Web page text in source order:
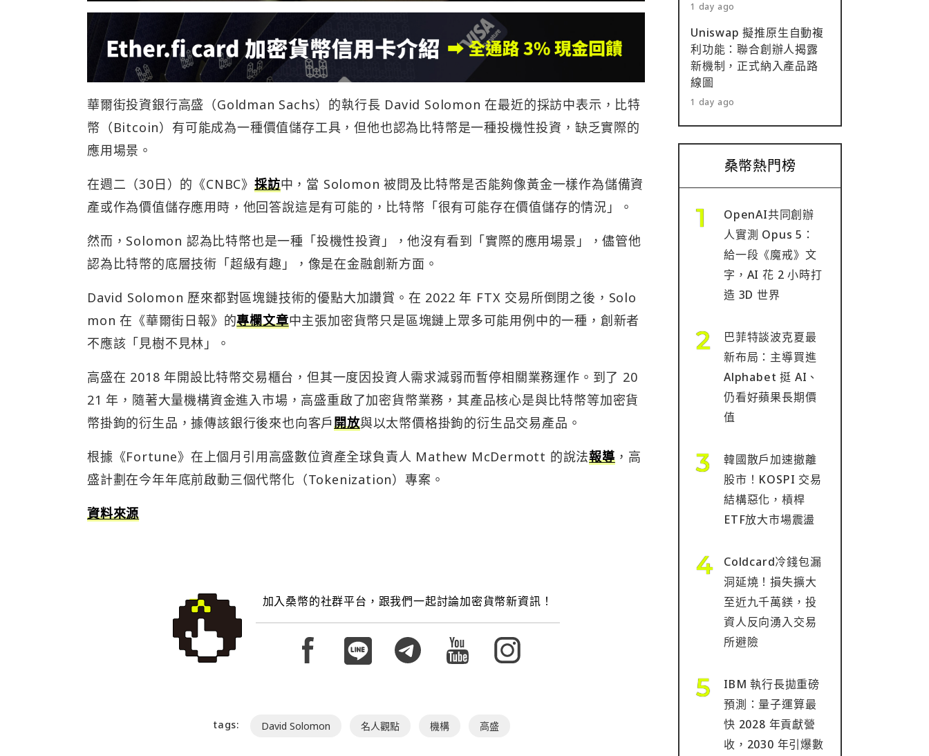
華爾街投資銀行高盛（Goldman Sachs）的執行長 David Solomon 在最近的採訪中表示，比特
幣（Bitcoin）有可能成為一種價值儲存工具，但他也認為比特幣是一種投機性投資，缺乏實際的
應用場景。
在週二（30日）的《CNBC》 採訪中，當 Solomon 被問及比特幣是否能夠像黃金一樣作為儲備資
產或作為價值儲存應用時，他回答說這是有可能的，比特幣「很有可能存在價值儲存的情況」。
然而，Solomon 認為比特幣也是一種「投機性投資」，他沒有看到「實際的應用場景」，儘管他
認為比特幣的底層技術「超級有趣」，像是在金融創新方面。
David Solomon 歷來都對區塊鏈技術的優點大加讚賞。在 2022 年 FTX 交易所倒閉之後，Solo
mon 在《華爾街日報》的專欄文章中主張加密貨幣只是區塊鏈上眾多可能用例中的一種，創新者
不應該「見樹不見林」。
高盛在 2018 年開設比特幣交易櫃台，但其一度因投資人需求減弱而暫停相關業務運作。到了 20
21 年，隨著大量機構資金進入市場，高盛重啟了加密貨幣業務，其產品核心是與比特幣等加密貨
幣掛鉤的衍生品，據傳該銀行後來也向客戶開放與以太幣價格掛鉤的衍生品交易產品。
根據《Fortune》在上個月引用高盛數位資產全球負責人 Mathew McDermott 的說法報導，高
盛計劃在今年年底前啟動三個代幣化（Tokenization）專案。
資料來源
加入桑幣的社群平台，跟我們一起討論加密貨幣新資訊！
tags: David Solomon 名人觀點 機構 高盛
1 day ago
Uniswap 擬推原生自動複
利功能：聯合創辦人揭露
新機制，正式納入產品路
線圖
1 day ago
桑幣熱門榜
OpenAI共同創辦
人實測 Opus 5：
給一段《魔戒》文
字，AI 花 2 小時打
造 3D 世界
巴菲特談波克夏最
新布局：主導買進
Alphabet 挺 AI、
仍看好蘋果長期價
值
韓國散戶加速撤離
股市！KOSPI 交易
結構惡化，槓桿
ETF放大市場震盪
Coldcard冷錢包漏
洞延燒！損失擴大
至近九千萬鎂，投
資人反向湧入交易
所避險
IBM 執行長拋重磅
預測：量子運算最
快 2028 年貢獻營
收，2030 年引爆數